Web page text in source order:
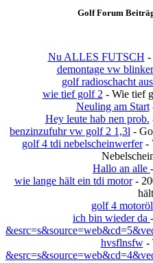
Golf Forum
Nu ALLES FUTSCH -
demontage vw blinker
golf radioschacht
wie tief golf 2 - Wie tief
Neuling am Start
Hey leute hab nen prob.
benzinzufuhr vw golf 2 1,3l -
golf 4 tdi nebelscheinwerfer-
Hallo an alle
wie lange hält ein tdi motor-
golf 4 motoröl
ich bin wieder da
hvsflnsfw-